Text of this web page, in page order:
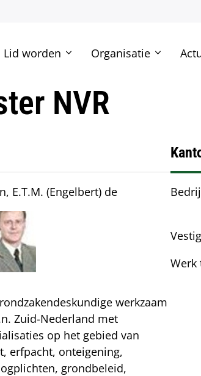
Lid worden Organisatie
NVR
E.T.M. (Engelbert) de
werkzaam
Zuid-Nederland met
op het gebied van
erfpacht, onteigening,
grondbeleid,
Werk